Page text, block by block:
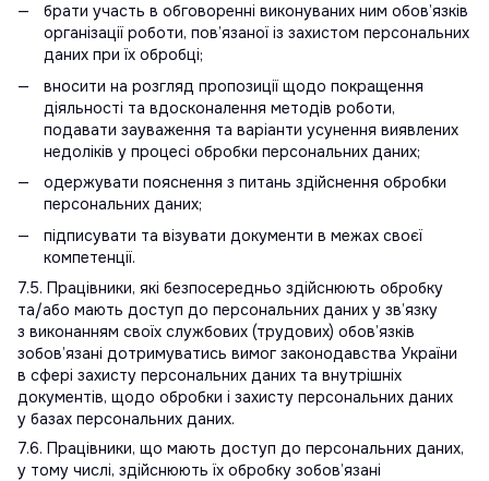
брати участь в обговоренні виконуваних ним обов’язків
організації роботи, пов’язаної із захистом персональних
даних при їх обробці;
вносити на розгляд пропозиції щодо покращення
діяльності та вдосконалення методів роботи,
подавати зауваження та варіанти усунення виявлених
недоліків у процесі обробки персональних даних;
одержувати пояснення з питань здійснення обробки
персональних даних;
підписувати та візувати документи в межах своєї
компетенції.
7.5. Працівники, які безпосередньо здійснюють обробку
та/або мають доступ до персональних даних у зв’язку
з виконанням своїх службових (трудових) обов’язків
зобов’язані дотримуватись вимог законодавства України
в сфері захисту персональних даних та внутрішніх
документів, щодо обробки і захисту персональних даних
у базах персональних даних.
7.6. Працівники, що мають доступ до персональних даних,
у тому числі, здійснюють їх обробку зобов’язані